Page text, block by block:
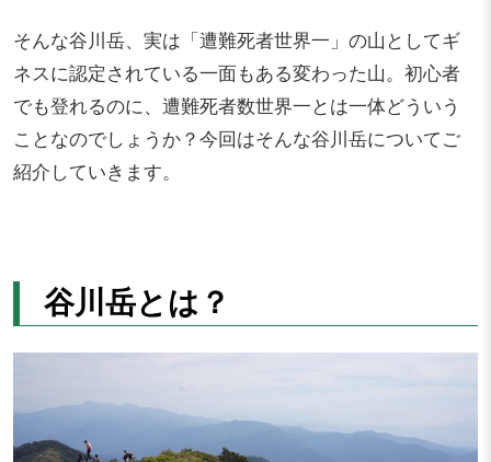
そんな谷川岳、実は「遭難死者世界一」の山としてギ
ネスに認定されている一面もある変わった山。初心者
でも登れるのに、遭難死者数世界一とは一体どういう
ことなのでしょうか？今回はそんな谷川岳についてご
紹介していきます。
谷川岳とは？